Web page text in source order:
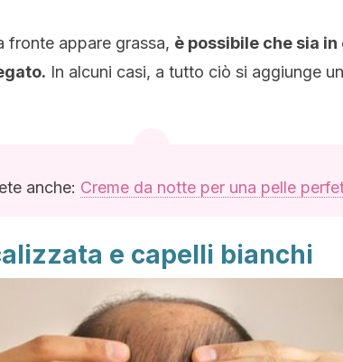
fronte appare grassa, è possibile che sia in
In alcuni casi, a tutto ciò si aggiunge
anche: Creme da notte per una pelle
e capelli bianchi